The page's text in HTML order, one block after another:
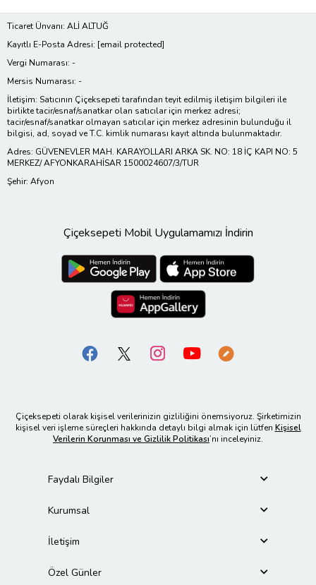
Ticaret Ünvanı: ALİ ALTUĞ
Kayıtlı E-Posta Adresi: [email protected]
Vergi Numarası: -
Mersis Numarası: -
İletişim: Satıcının Çiçeksepeti tarafından teyit edilmiş iletişim bilgileri ile
birlikte tacir/esnaf/sanatkar olan satıcılar için merkez adresi;
tacir/esnaf/sanatkar olmayan satıcılar için merkez adresinin bulunduğu il
bilgisi, ad, soyad ve T.C. kimlik numarası kayıt altında bulunmaktadır.
Adres: GÜVENEVLER MAH. KARAYOLLARI ARKA SK. NO: 18 İÇ KAPI NO: 5
MERKEZ/ AFYONKARAHİSAR 1500024607/3/TUR
Şehir: Afyon
Çiçeksepeti Mobil Uygulamamızı İndirin
Çiçeksepeti olarak kişisel verilerinizin gizliliğini önemsiyoruz. Şirketimizin
kişisel veri işleme süreçleri hakkında detaylı bilgi almak için lütfen Kişisel
Verilerin Korunması ve Gizlilik Politikası’nı inceleyiniz.
Faydalı Bilgiler
Kurumsal
İletişim
Özel Günler